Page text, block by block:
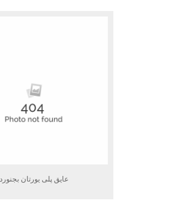
عایق پلی یورتان بجنورد